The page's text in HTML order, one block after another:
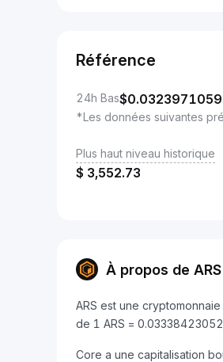
Référence
24h Bas$
*Les données suivantes
Plus haut niveau historique
$ 3,552.73
À propos de ARS
ARS est une
de 1 ARS =
Core a une capitalisation